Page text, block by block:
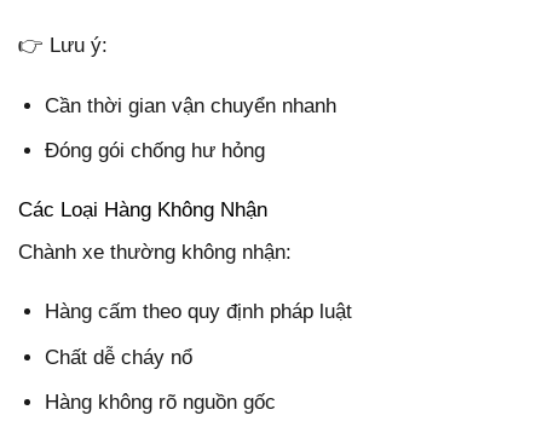
👉 Lưu ý:
Cần thời gian vận chuyển nhanh
Đóng gói chống hư hỏng
Các Loại Hàng Không Nhận
Chành xe thường không nhận:
Hàng cấm theo quy định pháp luật
Chất dễ cháy nổ
Hàng không rõ nguồn gốc